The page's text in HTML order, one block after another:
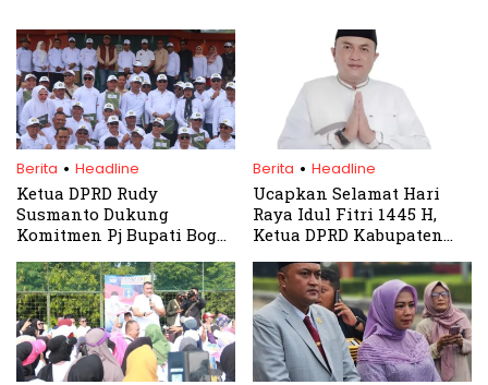
Berita . Headline
Ketua DPRD Rudy
Susmanto Dukung
Komitmen Pj Bupati Bogor
Kepala Desa
Berita . Headline
Ucapkan Selamat Hari
Raya Idul Fitri 1445 H,
Ketua DPRD Kabupaten
Istimewa